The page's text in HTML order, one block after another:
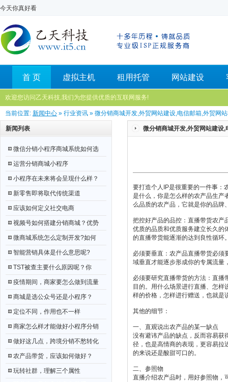
今天你真好看
首 页 虚拟主机 租用托管 网站建设
欢迎您访问乙天科技,我们为您提供优质的互联网服务!
当前位置: 新闻中心 » 行业资讯 » 微分销商城开发,外贸网站建设,电信邮箱,外贸网
新闻列表
微信分销小程序商城系统如何选
运营分销商城小程序
小程序在未来将会呈现什么样？
新零售即将取代传统渠道
应该如何定义社交电商
视频号如何搭建分销商城？优势
微商城系统怎么定制开发?如何
智能营销具体是什么意思呢?
TST被查主要什么原因呢？你
疫情期间，商家要怎么做到流量
商城是选公众号还是小程序？
定位不同，作用也不一样
商家怎么样才能做好小程序分销
做好这几点，跨境分销不愁转化
农产品带货，应该如何做好？
玩转社群，理解三个属性
微分销商城开发,外贸网站建设
要打造个人IP是很重要的一件事：
是什么，你是怎么样的农产品生产
么品质的农产品，它就是你的品牌
把控好产品的品控：直播带货农产
优质的品质和优质服务建立长久的
的直播带货能逐渐的达到良性循环
必须要垂直：农产品直播带货必
域垂直才能逐步形成你的专属流量
必须要研究直播带货的方法：直
目的。用什么场景进行直播、怎
样的价格，怎样进行赠送，也就是
其他的细节：
一、直观说出农产品的某一缺点
没有避讳产品的缺点，反而容易获
径，也是高情商的表现，更容易拉
的来说还是酸甜可口的。
二、参照物
直播介绍农产品时，用好参照物，